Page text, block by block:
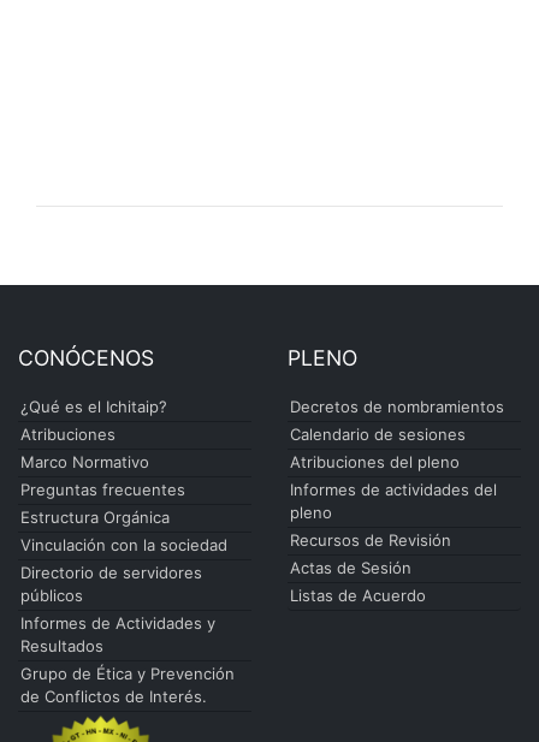
CONÓCENOS
¿Qué es el Ichitaip?
Atribuciones
Marco Normativo
Preguntas frecuentes
Estructura Orgánica
Vinculación con la sociedad
Directorio de servidores
públicos
Informes de Actividades y
Resultados
Grupo de Ética y Prevención
de Conflictos de Interés.
PLENO
Decretos de nombramientos
Calendario de sesiones
Atribuciones del pleno
Informes de actividades del
pleno
Recursos de Revisión
Actas de Sesión
Listas de Acuerdo